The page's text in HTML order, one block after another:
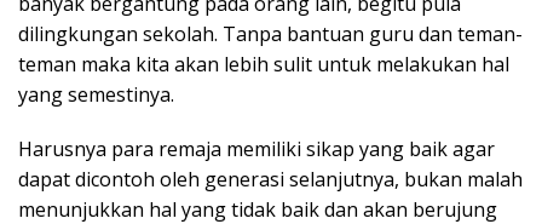
dilingkungan sekolah. Tanpa bantuan guru dan teman-
teman maka kita akan lebih sulit untuk melakukan hal
yang semestinya.
Harusnya para remaja memiliki sikap yang baik agar
dapat dicontoh oleh generasi selanjutnya, bukan malah
menunjukkan hal yang tidak baik dan akan berujung